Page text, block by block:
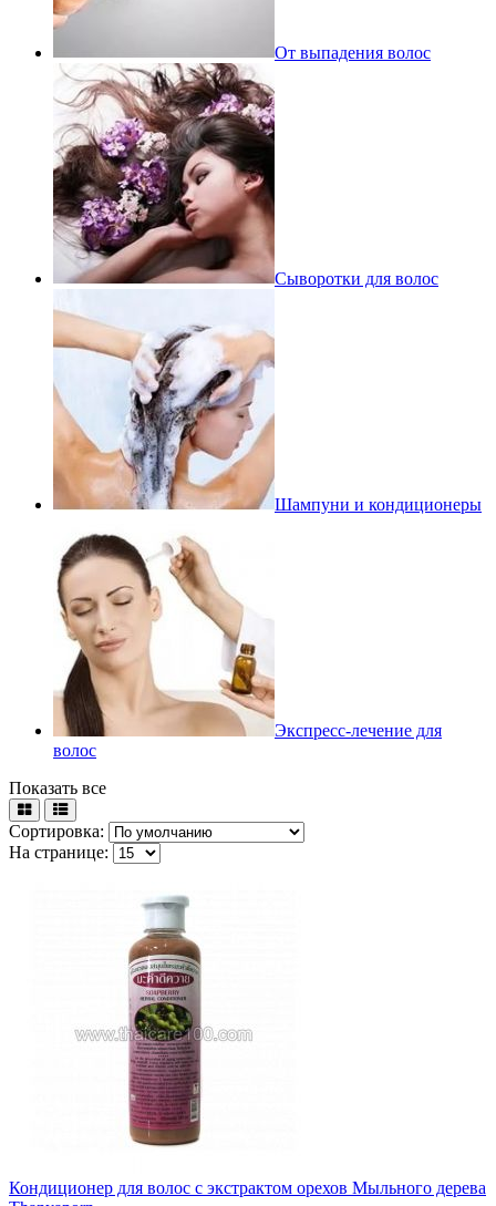
От выпадения волос
Сыворотки для волос
Шампуни и кондиционеры
Экспресс-лечение для
волос
Показать все
Сортировка:
На странице:
Кондиционер для волос с экстрактом орехов Мыльного дерева